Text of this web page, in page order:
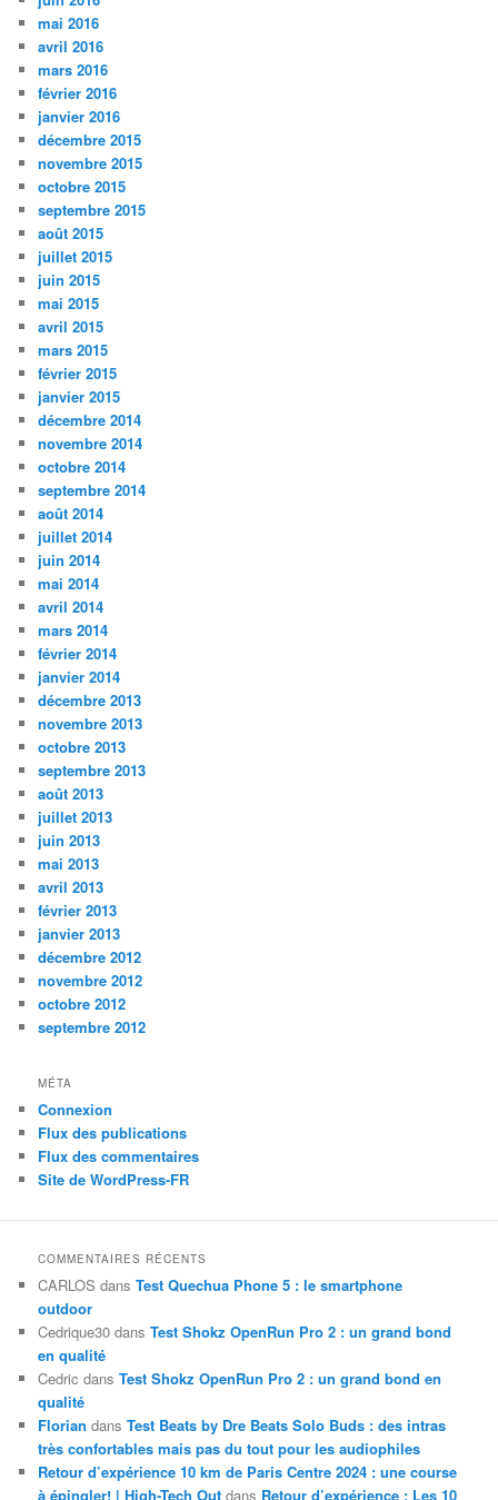
mai 2016
avril 2016
mars 2016
février 2016
janvier 2016
décembre 2015
novembre 2015
octobre 2015
septembre 2015
août 2015
juillet 2015
juin 2015
mai 2015
avril 2015
mars 2015
février 2015
janvier 2015
décembre 2014
novembre 2014
octobre 2014
septembre 2014
août 2014
juillet 2014
juin 2014
mai 2014
avril 2014
mars 2014
février 2014
janvier 2014
décembre 2013
novembre 2013
octobre 2013
septembre 2013
août 2013
juillet 2013
juin 2013
mai 2013
avril 2013
février 2013
janvier 2013
décembre 2012
novembre 2012
octobre 2012
septembre 2012
MÉTA
Connexion
Flux des publications
Flux des commentaires
Site de WordPress-FR
COMMENTAIRES RÉCENTS
CARLOS dansTest Quechua Phone 5 : le smartphone
outdoor
Cedrique30 dansTest Shokz OpenRun Pro 2 : un grand bond
en qualité
Cedric dansTest Shokz OpenRun Pro 2 : un grand bond en
qualité
Florian dansTest Beats by Dre Beats Solo Buds : des intras
très confortables mais pas du tout pour les audiophiles
Retour d’expérience 10 km de Paris Centre 2024 : une course
à épingler! | High-Tech Out dans Retour d’expérience : Les 10